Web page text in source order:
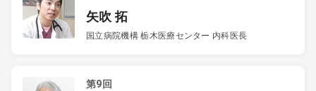
矢吹 拓
国立病院機構 栃木医療センター 内科医長
第9回